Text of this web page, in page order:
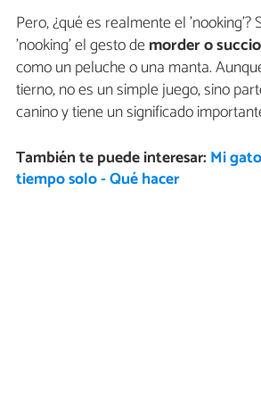
Pero, ¿qué es realmente el 'nooking'?
'nooking' el gesto demorder o
como un peluche o una manta.
tierno, no es un simple juego, sino
canino y tiene un significado
También te puede interesar: Mi
tiempo solo - Qué hacer